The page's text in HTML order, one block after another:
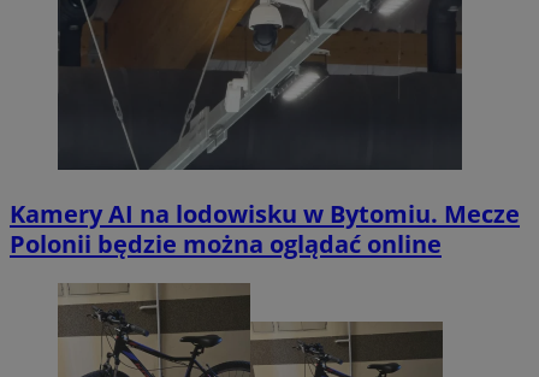
Kamery AI na lodowisku w Bytomiu. Mecze
Polonii będzie można oglądać online